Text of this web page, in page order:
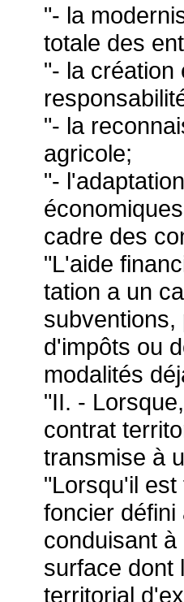
"- la
totale des
"- la création
"- la
agricole;
"-
cadre des
"L'aide
tation a un
d'impôts ou
modalités
"II. -
contrat
transmise à
"Lorsqu'il
foncier
conduisant
surface dont
territorial